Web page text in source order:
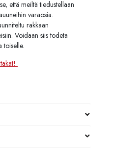
että meiltä tiedustellaan
varaosia.
rakkaan
Voidaan siis todeta
toiselle.